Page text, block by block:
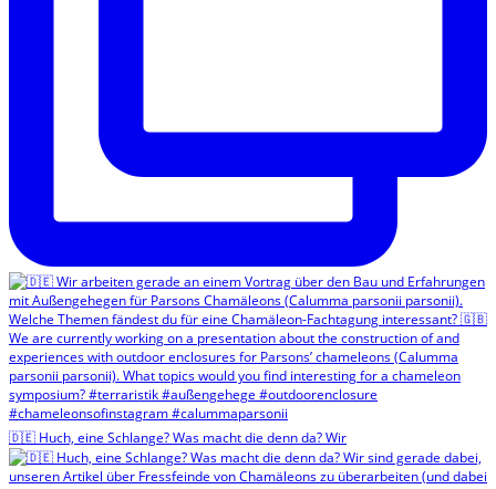
🇩🇪 Huch, eine Schlange? Was macht die denn da? Wir